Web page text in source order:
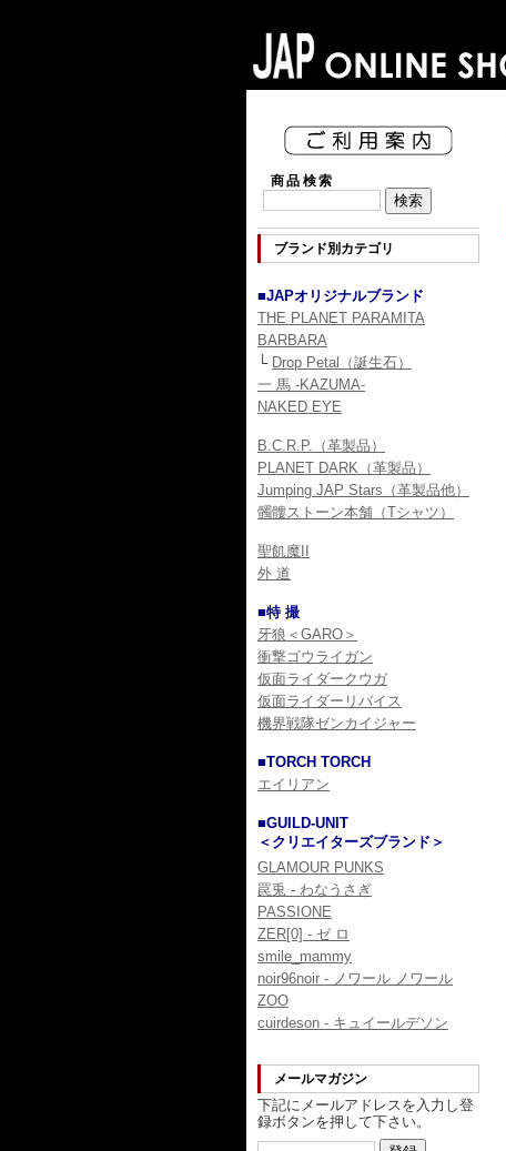
商品検索
ブランド別カテゴリ
■JAPオリジナルブランド
THE PLANET PARAMITA
BARBARA
└ Drop Petal（誕生石）
一 馬 -KAZUMA-
NAKED EYE
B.C.R.P.（革製品）
PLANET DARK（革製品）
Jumping JAP Stars（革製品他）
髑髏ストーン本舗（Tシャツ）
聖飢魔II
外 道
■特 撮
牙狼＜GARO＞
衝撃ゴウライガン
仮面ライダークウガ
仮面ライダーリバイス
機界戦隊ゼンカイジャー
■TORCH TORCH
エイリアン
■GUILD-UNIT
＜クリエイターズブランド＞
GLAMOUR PUNKS
罠兎 - わなうさぎ
PASSIONE
ZER[0] - ゼ ロ
smile_mammy
noir96noir - ノワール ノワール
ZOO
cuirdeson - キュイールデソン
メールマガジン
下記にメールアドレスを入力し登
録ボタンを押して下さい。